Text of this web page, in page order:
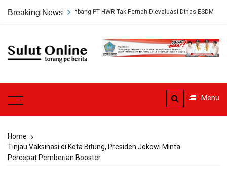
Breaking News
Tambang PT HWR Tak Pernah Dievaluasi Dinas ESDM
Sulut
Menu
Home
Tinjau Vaksinasi di Kota Bitung, Presiden Jokowi Minta
Percepat Pemberian Booster